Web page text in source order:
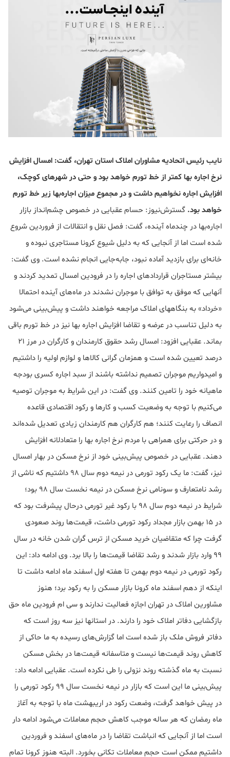
نایب رئیس اتحادیه مشاوران املاک استان تهران، گفت: امسال افزایش
نرخ اجاره بها کمتر از خط تورم خواهد بود و حتی در شهرهای کوچک،
افزایش اجاره نخواهیم داشت و در مجموع میزان اجاره‌بها زیر خط تورم
خواهد بود. گسترش‌نیوز: حسام عقبایی در خصوص چشم‌انداز بازار
اجاره‌بها در چندماه آینده، گفت: فصل نقل و انتقالات از فروردین شروع
شده است اما از آنجایی که به دلیل شیوع کرونا مستاجری نبوده و
خانه‌ای برای بازدید آماده نبود، جابه‌جایی انجام نشده است. وی گفت:
بیشتر مستاجران قراردادهای اجاره را در فرودین امسال تمدید کردند و
آنهایی که موفق به توافق با موجران نشدند در ماه‌های آینده احتمالا
«خرداد» به بنگاههای املاک مراجعه خواهند داشت و پیش‌بینی می‌شود
به دلیل تناسب در عرضه و تقاضا افزایش اجاره بها نیز در خط تورم باقی
بماند. عقبایی افزود: امسال رشد حقوق کارمندان و کارگران در مرز ۲۱
درصد تعیین شده است و همزمان گرانی کالاها و لوازم اولیه را داشتیم
و امیدواریم موجران تصمیم نداشته باشند از سبد اجاره کسری بودجه
ماهیانه خود را تامین کنند. وی گفت: در این شرایط به موجران توصیه
می‌کنیم با توجه به وضعیت کسب و کارها و رکود اقتصادی قاعده
انصاف را رعایت کنند؛ هم کارگران هم کارمندان زیادی تعدیل شده‌اند
و در حرکتی برای همراهی با مردم نرخ اجاره بها را متعادلانه افزایش
دهند. عقبایی در خصوص پیش‌بینی خود از نرخ مسکن در بهار امسال
نیز، گفت: ما یک رکود تورمی در نیمه دوم سال ۹۸ داشتیم که ناشی از
رشد نامتعارف و سونامی نرخ مسکن در نیمه نخست سال ۹۸ بود؛
شرایط در نیمه دوم سال ۹۸ با رکود غیر تورمی درحال پیشرفت بود که
در ۱۵ بهمن بازار مجداد رکود تورمی داشت، قیمت‌ها روند صعودی
گرفت چرا که متقاضیان خرید مسکن از ترس گران شدن خانه در سال
۹۹ وارد بازار شدند و رشد تقاضا قیمت‌ها را بالا برد. وی ادامه داد: این
رکود تورمی در نیمه دوم بهمن تا هفته اول اسفند ماه ادامه داشت تا
اینکه از دهم اسفند ماه کرونا بازار مسکن را به رکود برد؛ هنوز
مشاورین املاک در تهران اجازه فعالیت ندارند و سی ام فرودین ماه حق
بازگشایی دفاتر املاک خود را دارند. در استانها نیز سه روز است که
دفاتر فروش ملک باز شده است اما گزارش‌های رسیده به ما حاکی از
کاهش روند قیمت‌ها نیست و متاسفانه قیمت‌ها در بخش مسکن
نسبت به ماه گذشته روند نزولی را طی نکرده است. عقبایی ادامه داد:
پیش‌بینی ما این است که بازار در نیمه نخست سال ۹۹ رکود تورمی را
در پیش خواهد گرفت، وضعت رکود در اریبهشت ماه با توجه به آغاز
ماه رمضان که هر ساله موجب کاهش حجم معاملات می‌شود ادامه دار
است اما از آنجایی که انباشت تقاضا را در ماه‌های اسفند و فروردین
داشتیم ممکن است حجم معاملات تکانی بخورد. البته هنوز کرونا تمام